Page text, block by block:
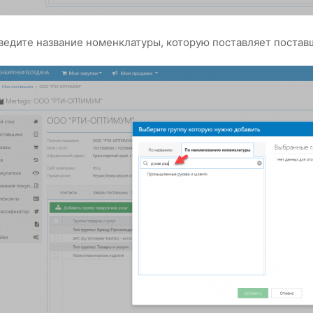
название номенклатуры, которую поставляет